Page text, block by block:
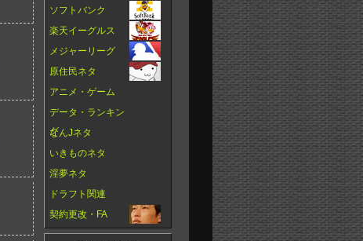
ソフトバンク
楽天イーグルス
メジャーリーグ
原住民ネタ
アニメ・ゲーム
データ・ランキン
グ
なんJネタ
いきものネタ
淫夢ネタ
ドラフト関連
契約更改・FA